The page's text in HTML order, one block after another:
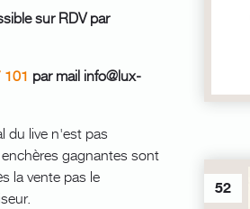
sur RDV par
par mail info@lux-
du live n'est pas
gagnantes sont
la vente pas le
52